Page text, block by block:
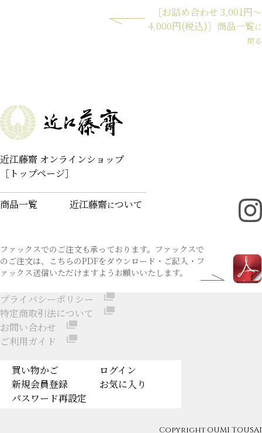
［お詰め合わせ 3,001円～
4,000円(税込)］商品一覧に
戻る
近江藤齋 オンラインショップ
［トップページ］
商品一覧 近江藤齋について
ファックスでのご注文も承っております。ファックスで
のご注文は、こちらのPDFをダウンロード・ご記入・フ
ァックス送信いただけますようお願いいたします。
プライバシーポリシー
特定商取引法について
お問い合わせ
ご利用ガイド
買い物かご
ログイン
新規会員登録
お気に入り
パスワード再設定
Copyright OUMI TOUSAI